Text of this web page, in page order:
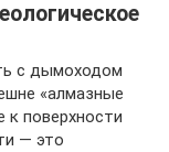
с дымоходом
«алмазные
к поверхности
— это